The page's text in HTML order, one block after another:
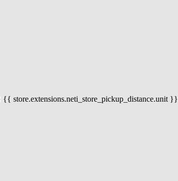
store.extensions.neti_store_pickup_distance.unit }}